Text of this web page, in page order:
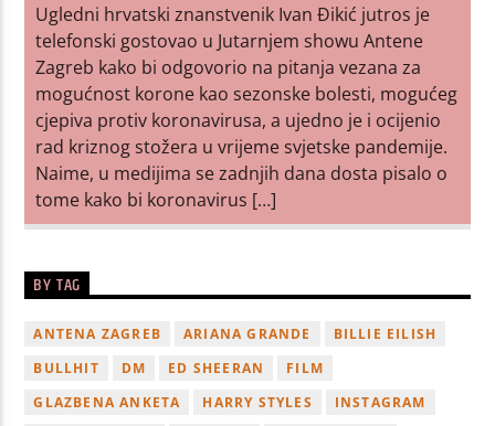
Ugledni hrvatski znanstvenik Ivan Đikić jutros je
telefonski gostovao u Jutarnjem showu Antene
Zagreb kako bi odgovorio na pitanja vezana za
mogućnost korone kao sezonske bolesti, mogućeg
cjepiva protiv koronavirusa, a ujedno je i ocijenio
rad kriznog stožera u vrijeme svjetske pandemije.
Naime, u medijima se zadnjih dana dosta pisalo o
tome kako bi koronavirus […]
BY TAG
ANTENA ZAGREB ARIANA GRANDE
BILLIE EILISH
BULLHIT
DM ED SHEERAN
FILM
GLAZBENA ANKETA
HARRY STYLES
INSTAGRAM